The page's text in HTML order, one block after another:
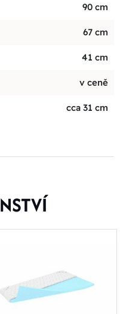
90 cm
67 cm
41 cm
v ceně
cca 31 cm